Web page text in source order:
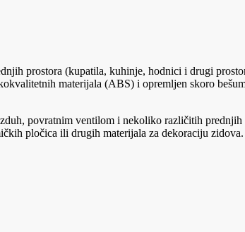
prostora (kupatila, kuhinje, hodnici i drugi
materijala (ABS) i opremljen skoro
povratnim ventilom i nekoliko različitih
pločica ili drugih materijala za dekoraciju zidova.